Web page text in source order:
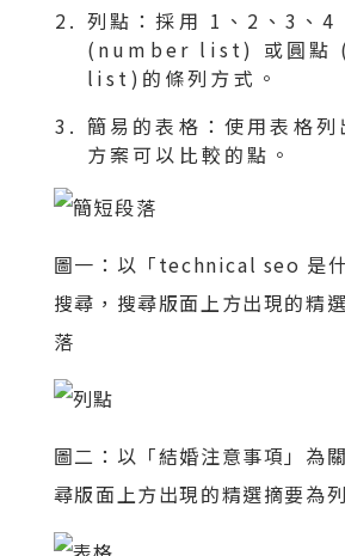
列點：採用 1、2、3、4
(number list) 或圓
list)的條列方式。
簡易的表格：使用表格列
方案可以比較的點。
圖一：以「technical seo 是
搜尋，搜尋版面上方出現的精
落
圖二：以「結婚注意事項」為
尋版面上方出現的精選摘要為